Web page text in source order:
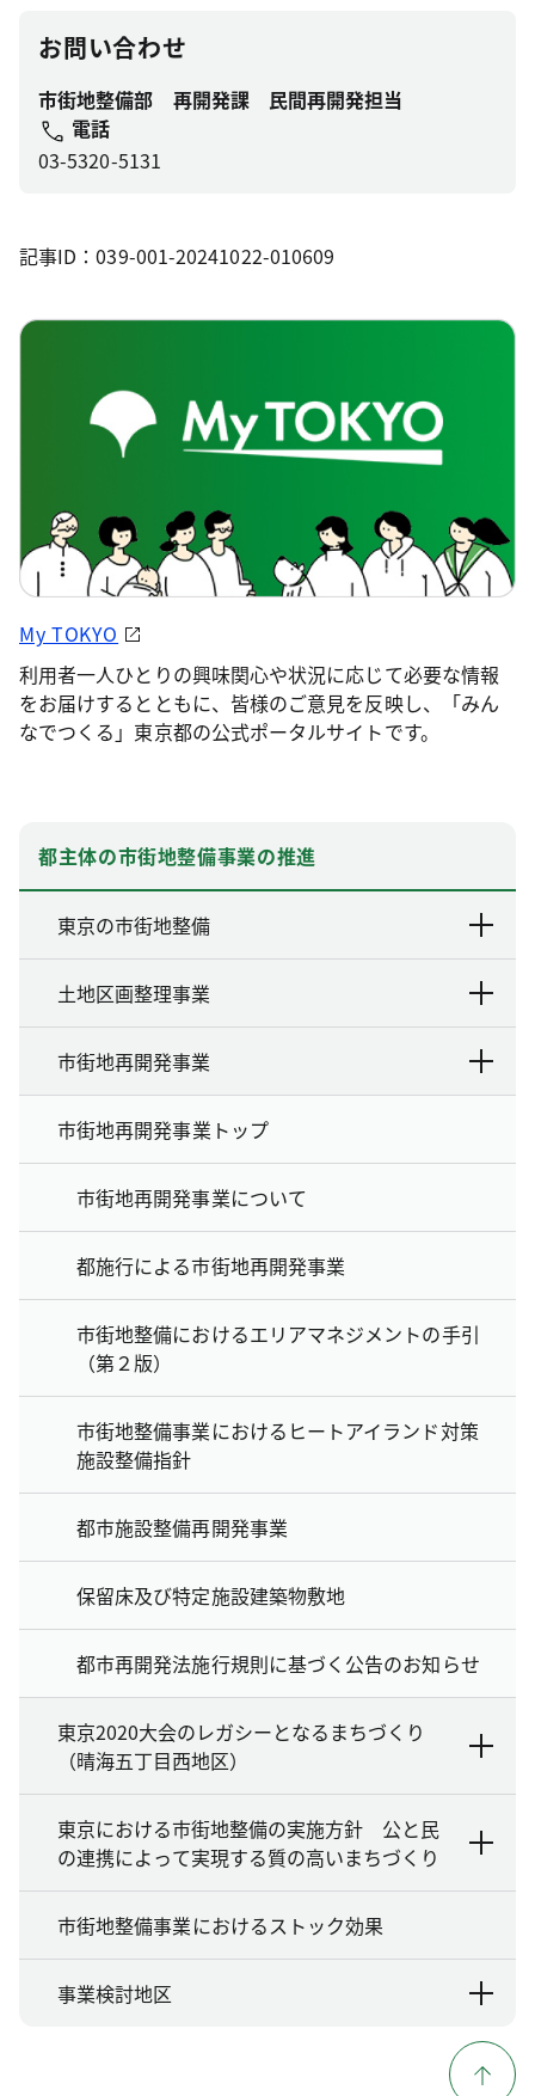
お問い合わせ
市街地整備部 再開発課 民間再開発担当
電話
03-5320-5131
記事ID：039-001-20241022-010609
My TOKYO
利用者一人ひとりの興味関心や状況に応じて必要な情報
をお届けするとともに、皆様のご意見を反映し、「みん
なでつくる」東京都の公式ポータルサイトです。
都主体の市街地整備事業の推進
東京の市街地整備
土地区画整理事業
市街地再開発事業
市街地再開発事業トップ
市街地再開発事業について
都施行による市街地再開発事業
市街地整備におけるエリアマネジメントの手引
（第２版）
市街地整備事業におけるヒートアイランド対策
施設整備指針
都市施設整備再開発事業
保留床及び特定施設建築物敷地
都市再開発法施行規則に基づく公告のお知らせ
東京2020大会のレガシーとなるまちづくり
（晴海五丁目西地区）
東京における市街地整備の実施方針 公と民
の連携によって実現する質の高いまちづくり
市街地整備事業におけるストック効果
事業検討地区